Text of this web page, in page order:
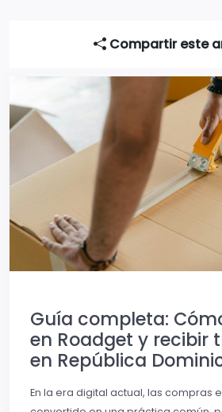
Compartir este
Guía completa:
en Roadget y recibir
en República
En la era digital actual, las compras